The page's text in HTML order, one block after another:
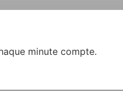
minute compte.